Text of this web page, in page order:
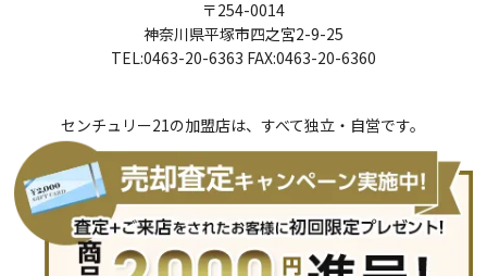
〒254-0014
神奈川県平塚市四之宮2-9-25
TEL:0463-20-6363 FAX:0463-20-6360
センチュリー21の加盟店は、すべて独立・自営です。